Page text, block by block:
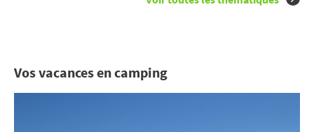
Vos vacances en camping